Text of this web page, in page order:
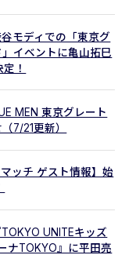
モディでの「東京グ
イベントに亀山拓巳
！
MEN 東京グレート
7/21更新）
ッチ ゲスト情報】始
UNITEキッズ
ナTOKYO』に平田亮